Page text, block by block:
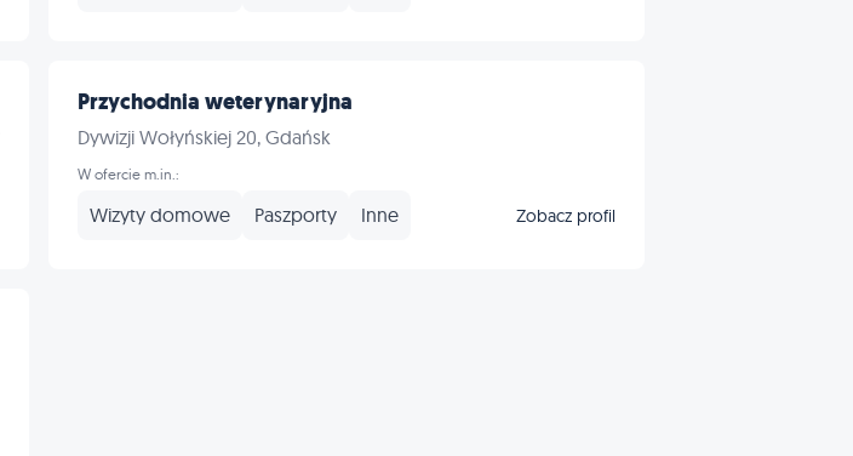
Przychodnia weterynaryjna
Dywizji Wołyńskiej 20, Gdańsk
W ofercie m.in.:
Wizyty domowe Paszporty Inne Zobacz profil